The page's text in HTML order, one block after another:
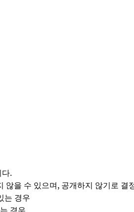
.
을 수 있으며, 공개하지 않기로 결
는 경우
경우